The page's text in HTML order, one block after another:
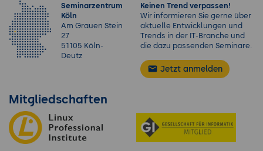
Seminarzentrum
Köln
Am Grauen Stein
27
51105 Köln-
Deutz
Keinen Trend verpassen!
Wir informieren Sie gerne über
aktuelle Entwicklungen und
Trends in der IT-Branche und
die dazu passenden Seminare.
Jetzt anmelden
Mitgliedschaften